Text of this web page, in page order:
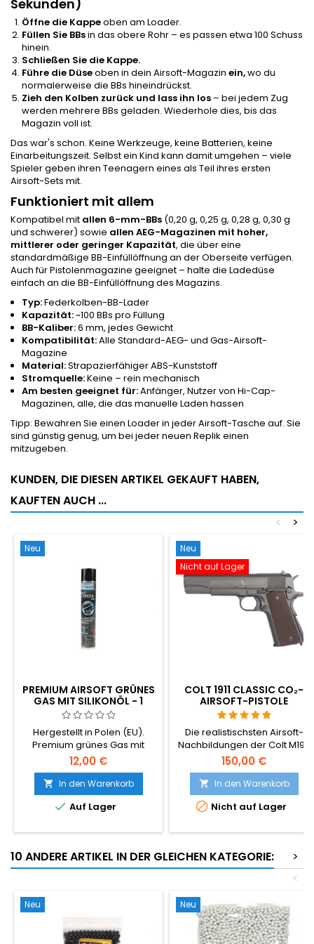
Sekunden)
Öffne die Kappeoben am Loader.
Füllen Sie BBsin das obere Rohr – es passen etwa 100 Schuss
hinein.
Schließen Sie die Kappe.
Führe die Düseoben in dein Airsoft-Magazin ein,wo du
normalerweise die BBs hineindrückst.
Zieh den Kolben zurück und lass ihn los – bei jedem Zug
werden mehrere BBs geladen. Wiederhole dies, bis das
Magazin voll ist.
Das war's schon. Keine Werkzeuge, keine Batterien, keine
Einarbeitungszeit. Selbst ein Kind kann damit umgehen – viele
Spieler geben ihren Teenagern eines als Teil ihres ersten
Airsoft-Sets mit.
Funktioniert mit allem
Kompatibel mit allen 6-mm-BBs (0,20 g, 0,25 g, 0,28 g, 0,30 g
und schwerer) sowie allen AEG-Magazinen mit hoher,
mittlerer oder geringer Kapazität, die über eine
standardmäßige BB-Einfüllöffnung an der Oberseite verfügen.
Auch für Pistolenmagazine geeignet – halte die Ladedüse
einfach an die BB-Einfüllöffnung des Magazins.
Typ:Federkolben-BB-Lader
Kapazität:~100 BBs pro Füllung
BB-Kaliber:6 mm, jedes Gewicht
Kompatibilität:Alle Standard-AEG- und Gas-Airsoft-
Magazine
Material:Strapazierfähiger ABS-Kunststoff
Stromquelle:Keine – rein mechanisch
Am besten geeignet für:Anfänger, Nutzer von Hi-Cap-
Magazinen, alle, die das manuelle Laden hassen
Tipp: Bewahren Sie einen Loader in jeder Airsoft-Tasche auf. Sie
sind günstig genug, um bei jeder neuen Replik einen
mitzugeben.
KUNDEN, DIE DIESEN ARTIKEL GEKAUFT HABEN,
KAUFTEN AUCH ...
>
<
Neu
PREMIUM AIRSOFT GRÜNES
GAS MIT SILIKONÖL - 1
LITER, EU-GEFERTIGT
Hergestellt in Polen (EU).
Premium grünes Gas mit
einer hohen Dosis Silikonöl -
schmiert und bewahrt Ventile
und Dichtungen mit jedem
Schuss, so dass Ihre GBB
länger hält. Starker, stabiler
mehr Präzision und
Flasche.
12,00 €
 In den Warenkorb
 Auf Lager
Neu
Nicht auf Lager
COLT 1911 CLASSIC CO₂-
AIRSOFT-PISTOLE
Die realistischsten Airsoft-
Nachbildungen der Colt M1911
auf dem Markt! Cybergun
180512.
150,00 €
 In den Warenkorb
 Nicht auf Lager
10 ANDERE ARTIKEL IN DER GLEICHEN KATEGORIE:
>
<
Neu Neu